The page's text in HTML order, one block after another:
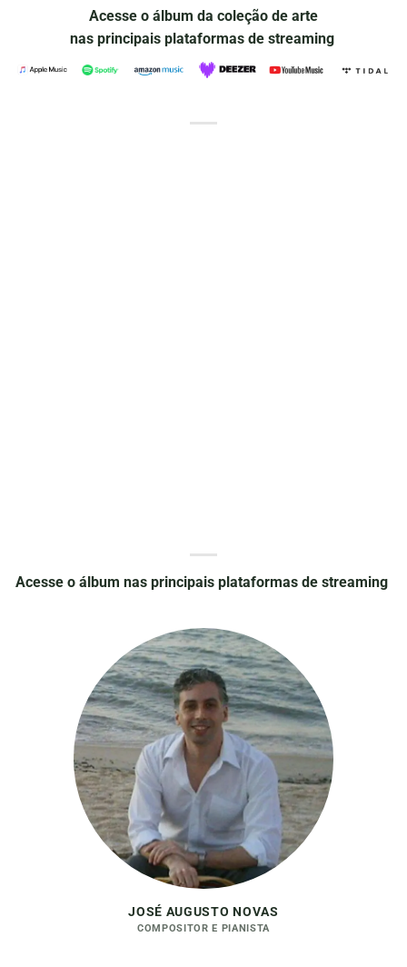
Acesse o álbum da coleção de arte
nas principais plataformas de streaming
Acesse o álbum nas principais plataformas de streaming
JOSÉ AUGUSTO NOVAS
COMPOSITOR E PIANISTA